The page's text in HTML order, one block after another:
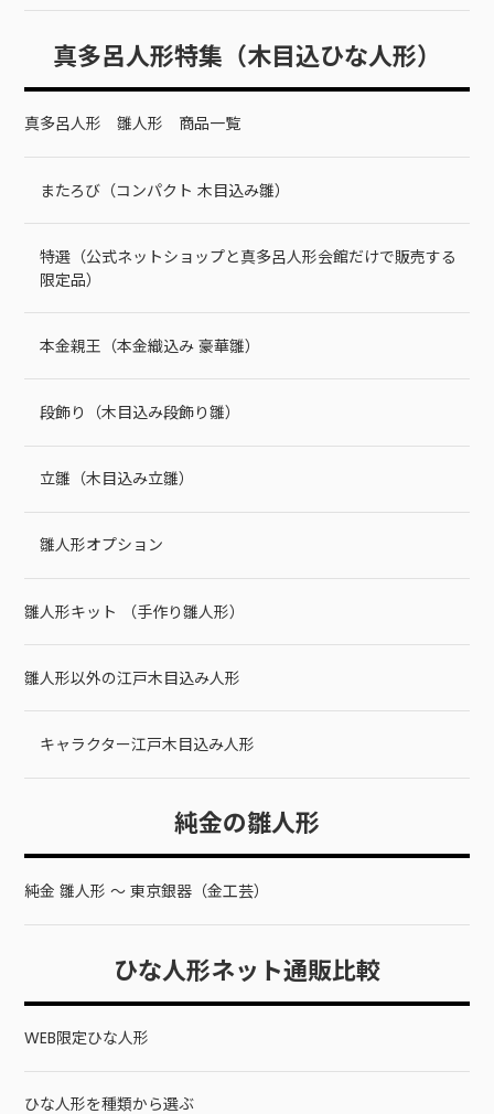
真多呂人形特集（木目込ひな人形）
真多呂人形 雛人形 商品一覧
またろび（コンパクト 木目込み雛）
特選（公式ネットショップと真多呂人形会館だけで販売する
限定品）
本金親王（本金織込み 豪華雛）
段飾り（木目込み段飾り雛）
立雛（木目込み立雛）
雛人形オプション
雛人形キット （手作り雛人形）
雛人形以外の江戸木目込み人形
キャラクター江戸木目込み人形
純金の雛人形
純金 雛人形 ～ 東京銀器（金工芸）
ひな人形ネット通販比較
WEB限定ひな人形
ひな人形を種類から選ぶ